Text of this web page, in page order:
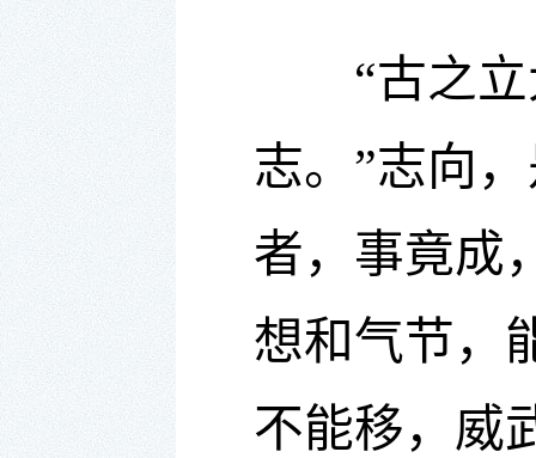
“古之立
志。”志向
者，事竟成
想和气节，
不能移，威